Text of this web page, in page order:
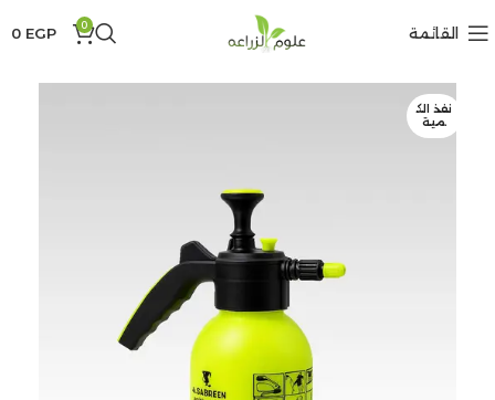
القائمة 0
0 EGP
نفذ الك
مية